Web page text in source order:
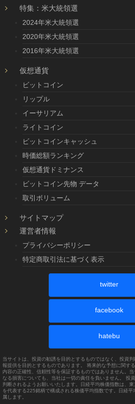
特集：米大統領選
2024年米大統領選
2020年米大統領選
2016年米大統領選
仮想通貨
ビットコイン
リップル
イーサリアム
ライトコイン
ビットコインキャッシュ
時価総額ランキング
仮想通貨ドミナンス
ビットコイン先物 データ
取引ボリューム
サイトマップ
運営者情報
プライバシーポリシー
特定商取引法に基づく表示
twitter
facebook
hatebu
当サイトは、投資の勧誘を目的とするものではなく、投資
報提供を目的とするものであります。 将来的な予想に関す
内容の正確性、信頼性等を保証するものではありません。
なる損害についても、当社は一切の責任を負いません。 投
判断されるようお願いいたします。日経平均株価指数は、
を代表する225銘柄で構成される株価平均指数です。日経
属します。